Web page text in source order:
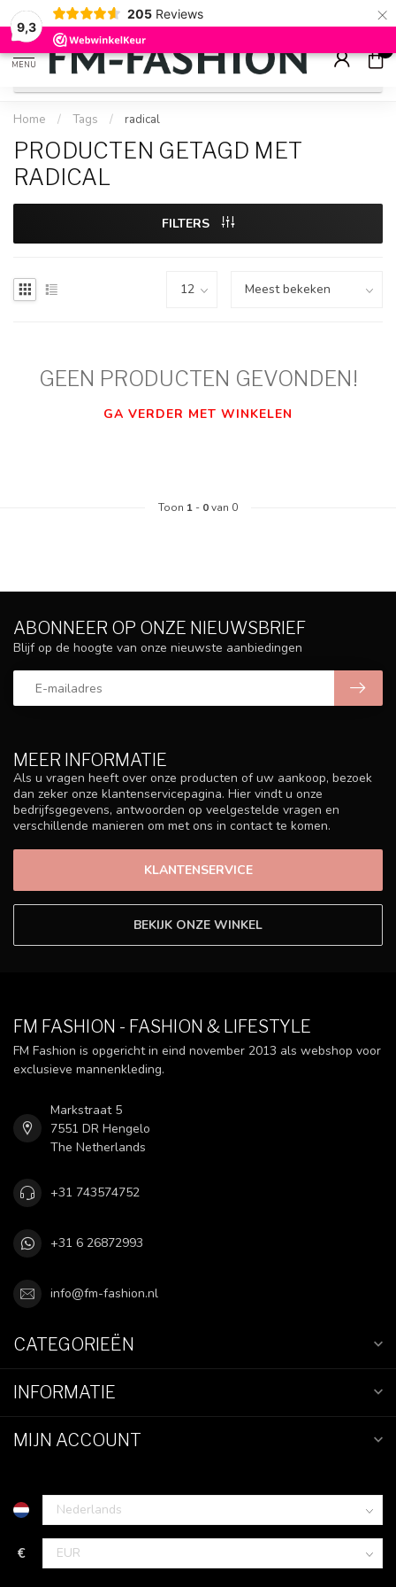
9,3
205 Reviews ×
Check onzesale artikelenvoor flinke kortingen
MENU
0
Home / Tags / radical
PRODUCTEN GETAGD MET
RADICAL
FILTERS
GEEN PRODUCTEN GEVONDEN!
GA VERDER MET WINKELEN
Toon 1 - 0van 0
MEER INFORMATIE
Als u vragen heeft over onze producten of uw aankoop, bezoek
dan zeker onze klantenservicepagina. Hier vindt u onze
bedrijfsgegevens, antwoorden op veelgestelde vragen en
verschillende manieren om met ons in contact te komen.
KLANTENSERVICE
BEKIJK ONZE WINKEL
ABONNEER OP ONZE NIEUWSBRIEF
Blijf op de hoogte van onze nieuwste aanbiedingen
FM FASHION - FASHION & LIFESTYLE
FM Fashion is opgericht in eind november 2013 als webshop voor
exclusieve mannenkleding.
Markstraat 5
7551 DR Hengelo
The Netherlands
+31 743574752
+31 6 26872993
info@fm-fashion.nl
CATEGORIEËN
INFORMATIE
MIJN ACCOUNT
€